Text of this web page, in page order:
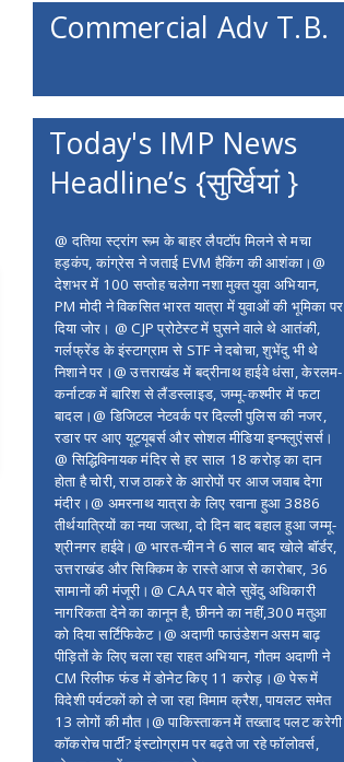
Commercial Adv T.B.
Today's IMP News
Headline’s {सुर्खियां }
@ दतिया स्ट्रांग रूम के बाहर लैपटॉप मिलने से मचा
हड़कंप, कांग्रेस ने जताई EVM हैकिंग की आशंका।@
देशभर में 100 सप्ताेह चलेगा नशा मुक्त युवा अभियान,
PM मोदी ने विकसित भारत यात्रा में युवाओं की भूमिका पर
दिया जोर। @ CJP प्रोटेस्ट में घुसने वाले थे आतंकी,
गर्लफ्रेंड के इंस्टाग्राम से STF ने दबोचा, शुभेंदु भी थे
निशाने पर।@ उत्तराखंड में बद्रीनाथ हाईवे धंसा, केरलम-
कर्नाटक में बारिश से लैंडस्लाइड, जम्मू-कश्मीर में फटा
बादल।@ डिजिटल नेटवर्क पर दिल्ली पुलिस की नजर,
रडार पर आए यूट्यूबर्स और सोशल मीडिया इन्फ्लुएंसर्स।
@ सिद्धिविनायक मंदिर से हर साल 18 करोड़ का दान
होता है चोरी, राज ठाकरे के आरोपों पर आज जवाब देगा
मंदीर।@ अमरनाथ यात्रा के लिए रवाना हुआ 3886
तीर्थयात्रियों का नया जत्था, दो दिन बाद बहाल हुआ जम्मू-
श्रीनगर हाईवे।@ भारत-चीन ने 6 साल बाद खोले बॉर्डर,
उत्तराखंड और सिक्किम के रास्ते आज से कारोबार, 36
सामानों की मंजूरी।@ CAA पर बोले सुवेंदु अधिकारी
नागरिकता देने का कानून है, छीनने का नहीं,300 मतुआ
को दिया सर्टिफिकेट।@ अदाणी फाउंडेशन असम बाढ़
पीड़ितों के लिए चला रहा राहत अभियान, गौतम अदाणी ने
CM रिलीफ फंड में डोनेट किए 11 करोड़।@ पेरू में
विदेशी पर्यटकों को ले जा रहा विमाम क्रैश, पायलट समेत
13 लोगों की मौत।@ पाकिस्ताकन में तख्ताद पलट करेगी
कॉकरोच पार्टी? इंस्टाोग्राम पर बढ़ते जा रहे फॉलोवर्स,